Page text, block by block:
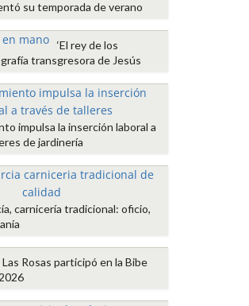
su temporada de verano
‘El rey de los
transgresora de Jesús
impulsa la inserción laboral a
de jardinería
carnicería tradicional: oficio,
Las Rosas participó en la Bibe